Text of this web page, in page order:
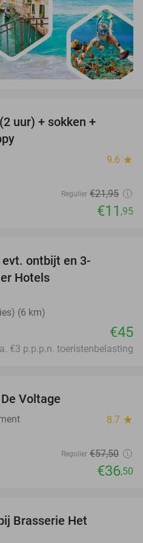
uur) + sokken +
9.6 star
Regulier €21,95
€11 ,95
ontbijt en 3-
Hotels
(6 km)
€45
€3 p.p.p.n. toeristenbelasting
Voltage
8.7 star
Regulier €57,50
€36,50
Brasserie Het